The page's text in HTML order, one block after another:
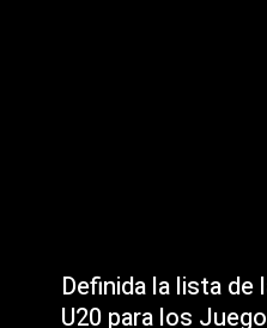
Definida la lista de
U20 para los